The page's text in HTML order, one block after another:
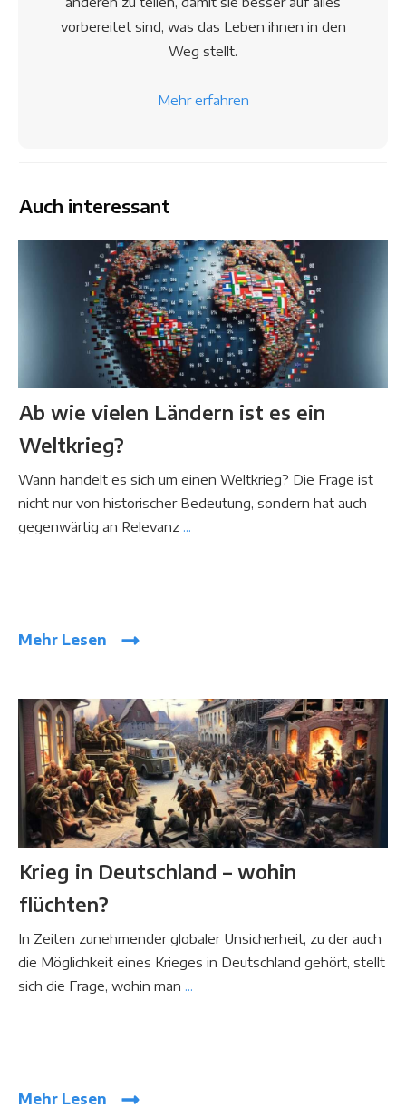
vorbereitet sind, was das Leben ihnen in den
Weg stellt.
Mehr erfahren
Auch interessant
Ab wie vielen Ländern ist es ein
Weltkrieg?
Wann handelt es sich um einen Weltkrieg? Die Frage ist
nicht nur von historischer Bedeutung, sondern hat auch
gegenwärtig an Relevanz ...
Mehr Lesen
Krieg in Deutschland – wohin
flüchten?
In Zeiten zunehmender globaler Unsicherheit, zu der auch
die Möglichkeit eines Krieges in Deutschland gehört, stellt
sich die Frage, wohin man ...
Mehr Lesen